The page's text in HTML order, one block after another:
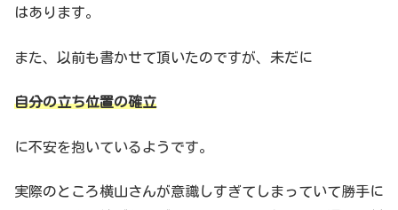
はあります。
また、以前も書かせて頂いたのですが、未だに
自分の立ち位置の確立
に不安を抱いているようです。
実際のところ横山さんが意識しすぎてしまっていて勝手に